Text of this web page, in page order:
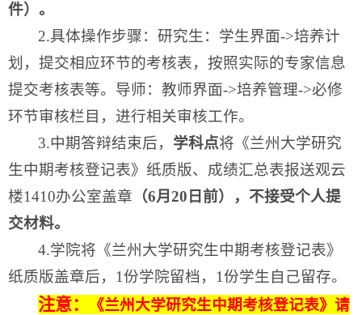
件） 。
2.具体操作步骤：研究生：学生界面->培养计
划，提交相应环节的考核表，按照实际的专家信息
提交考核表等。导师：教师界面->培养管理->必修
环节审核栏目，进行相关审核工作。
3.中期答辩结束后， 学科点将《兰州大学研究
生中期考核登记表》纸质版、成绩汇总表报送观云
楼1410办公室盖章 （6月20日前）， 不接受个人提
交材料。
4.学院将《兰州大学研究生中期考核登记表》
纸质版盖章后，1份学院留档，1份学生自己留存。
注意：
《兰州大学研究生中期考核登记表》请